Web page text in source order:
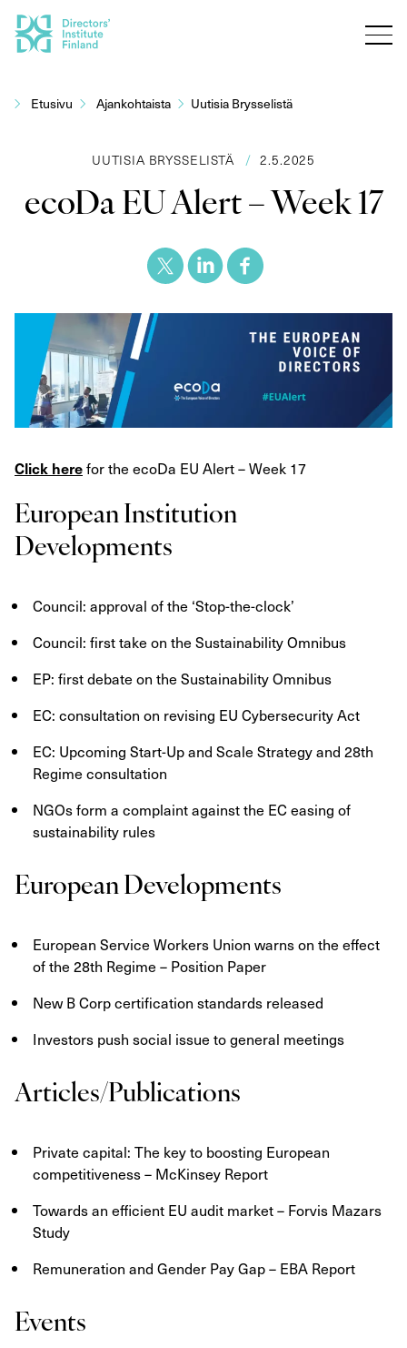
sisältöön
Etusivu Ajankohtaista Uutisia Brysselistä
UUTISIA BRYSSELISTÄ / 2.5.2025
ecoDa EU Alert – Week 17
Click herefor the ecoDa EU Alert – Week 17
European Institution
Developments
Council: approval of the ‘Stop-the-clock’
Council: first take on the Sustainability Omnibus
EP: first debate on the Sustainability Omnibus
EC: consultation on revising EU Cybersecurity Act
EC: Upcoming Start-Up and Scale Strategy and 28th
Regime consultation
NGOs form a complaint against the EC easing of
sustainability rules
European Developments
European Service Workers Union warns on the effect
of the 28th Regime – Position Paper
New B Corp certification standards released
Investors push social issue to general meetings
Articles/Publications
Private capital: The key to boosting European
competitiveness – McKinsey Report
Towards an efficient EU audit market – Forvis Mazars
Study
Remuneration and Gender Pay Gap – EBA Report
Events